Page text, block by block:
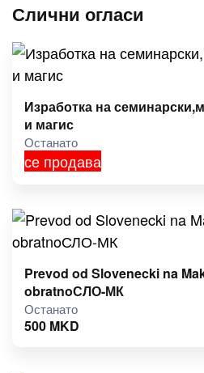
Слични огласи
Изработка на
и магис
Останато
се продава
Prevod od Slovenecki na
obratnoСЛО-МК
Останато
500 MKD